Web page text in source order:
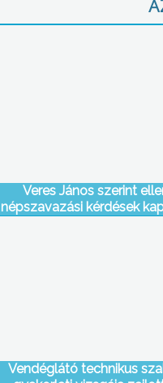
Veres János szerint
népszavazási kérdések
Vendéglátó technikus